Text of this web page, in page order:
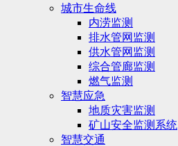
城市生命线
内涝监测
排水管网监测
供水管网监测
综合管廊监测
燃气监测
智慧应急
地质灾害监测
矿山安全监测系统
智慧交通